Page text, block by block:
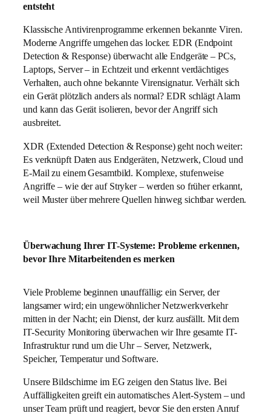
entsteht
Klassische Antivirenprogramme erkennen bekannte Viren.
Moderne Angriffe umgehen das locker. EDR (Endpoint
Detection & Response) überwacht alle Endgeräte – PCs,
Laptops, Server – in Echtzeit und erkennt verdächtiges
Verhalten, auch ohne bekannte Virensignatur. Verhält sich
ein Gerät plötzlich anders als normal? EDR schlägt Alarm
und kann das Gerät isolieren, bevor der Angriff sich
ausbreitet.
XDR (Extended Detection & Response) geht noch weiter:
Es verknüpft Daten aus Endgeräten, Netzwerk, Cloud und
E-Mail zu einem Gesamtbild. Komplexe, stufenweise
Angriffe – wie der auf Stryker – werden so früher erkannt,
weil Muster über mehrere Quellen hinweg sichtbar werden.
Überwachung Ihrer IT-Systeme: Probleme erkennen,
bevor Ihre Mitarbeitenden es merken
Viele Probleme beginnen unauffällig: ein Server, der
langsamer wird; ein ungewöhnlicher Netzwerkverkehr
mitten in der Nacht; ein Dienst, der kurz ausfällt. Mit dem
IT-Security Monitoring überwachen wir Ihre gesamte IT-
Infrastruktur rund um die Uhr – Server, Netzwerk,
Speicher, Temperatur und Software.
Unsere Bildschirme im EG zeigen den Status live. Bei
Auffälligkeiten greift ein automatisches Alert-System – und
unser Team prüft und reagiert, bevor Sie den ersten Anruf